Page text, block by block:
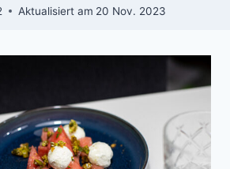
Aktualisiert am 20 Nov. 2023